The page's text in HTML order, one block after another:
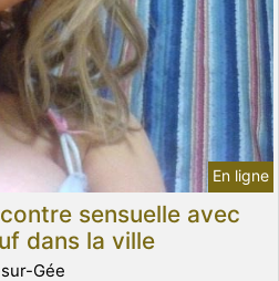
En ligne
sensuelle avec
dans la ville
Gée